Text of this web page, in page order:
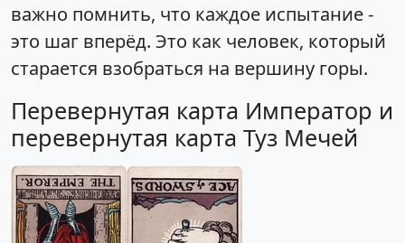
важно помнить, что каждое испытание -
это шаг вперёд. Это как человек, который
старается взобраться на вершину горы.
Перевернутая карта Император и
перевернутая карта Туз Мечей